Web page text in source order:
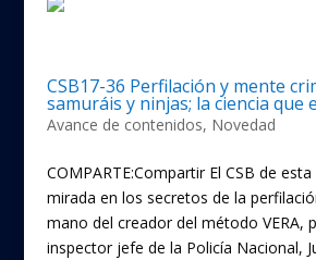
CSB17-36 Perfilación y mente
samuráis y ninjas; la ciencia que
Avance de contenidos, Novedad
COMPARTE:Compartir El CSB de
mirada en los secretos de la
mano del creador del método VERA,
inspector jefe de la Policía Nacional,